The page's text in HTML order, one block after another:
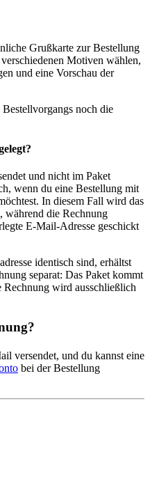
Grußkarte zur Bestellung
Motiven wählen,
und eine Vorschau der
noch die
und nicht im Paket
wenn du eine Bestellung mit
In diesem Fall wird das
während die Rechnung
E-Mail-Adresse geschickt
identisch sind, erhältst
separat: Das Paket kommt
Rechnung wird ausschließlich
versendet, und du kannst eine
bei der Bestellung